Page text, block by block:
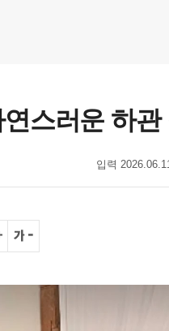
연스러운 하
입력